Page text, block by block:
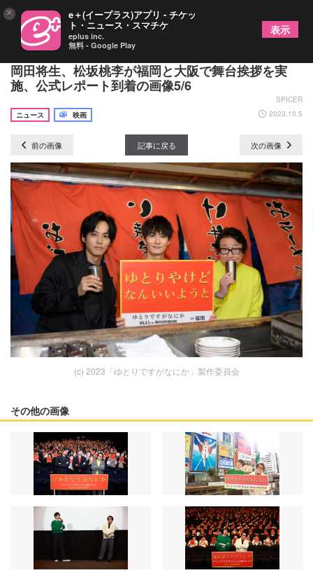
映画『ゆとりですがなにか インターナショナル』
岡田将生、松坂桃李が福岡と大阪で舞台挨拶を実
施、公式レポート到着の画像5/6
SPICER
ニュース
映画 2023.10.5
前の画像 記事に戻る 次の画像
(c) 2023「ゆとりですがなにか」製作委員会
その他の画像
× e＋(イープラス)アプリ - チケッ
ト・ニュース・スマチケ
eplus inc.
無料 - Google Play
表示